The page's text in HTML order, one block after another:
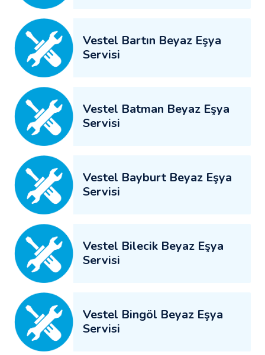
Vestel Bartın Beyaz Eşya
Servisi
Vestel Batman Beyaz Eşya
Servisi
Vestel Bayburt Beyaz Eşya
Servisi
Vestel Bilecik Beyaz Eşya
Servisi
Vestel Bingöl Beyaz Eşya
Servisi